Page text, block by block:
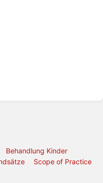
Behandlung Kinder
Scope of Practice